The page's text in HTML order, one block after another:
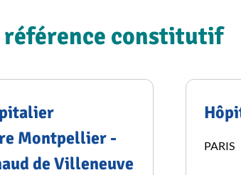
référence constitutif
Montpellier -
de Villeneuve
PARIS